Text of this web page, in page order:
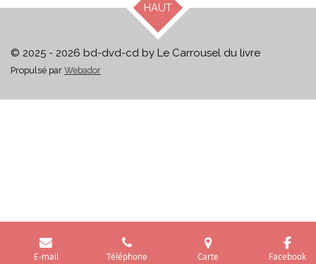
HAUT
© 2025 - 2026 bd-dvd-cd by Le Carrousel du livre
Propulsé par Webador
E-mail Téléphone Carte Facebook